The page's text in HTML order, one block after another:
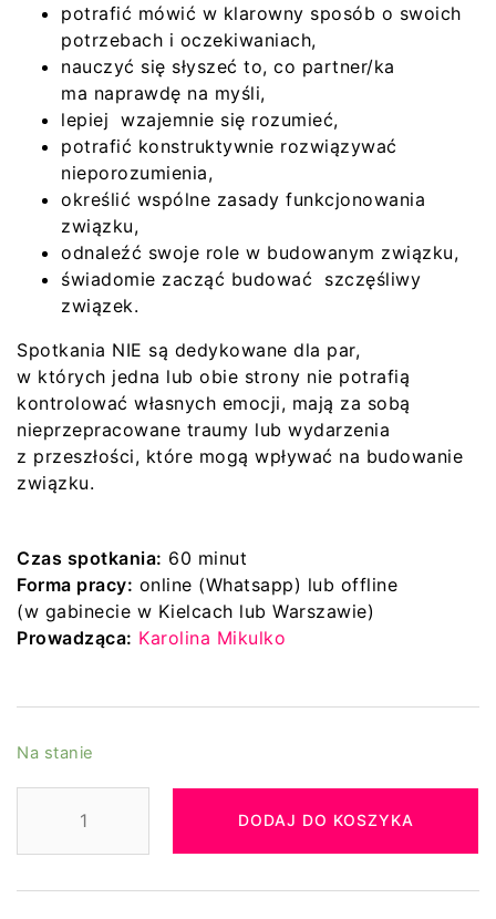
potrafić mówić w klarowny sposób o swoich
potrzebach i oczekiwaniach,
nauczyć się słyszeć to, co partner/ka
ma naprawdę na myśli,
lepiej wzajemnie się rozumieć,
potrafić konstruktywnie rozwiązywać
nieporozumienia,
określić wspólne zasady funkcjonowania
związku,
odnaleźć swoje role w budowanym związku,
świadomie zacząć budować szczęśliwy
związek.
Spotkania NIE są dedykowane dla par,
w których jedna lub obie strony nie potrafią
kontrolować własnych emocji, mają za sobą
nieprzepracowane traumy lub wydarzenia
z przeszłości, które mogą wpływać na budowanie
związku.
Czas spotkania: 60 minut
Forma pracy: online (Whatsapp) lub offline
(w gabinecie w Kielcach lub Warszawie)
Prowadząca: Karolina Mikulko
Na stanie
Terapia
Par
DODAJ DO KOSZYKA